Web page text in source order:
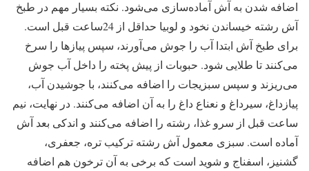
اضافه شدن به آش آماده‌‌‌‌‌‌‌سازی می‌‌‌‌‌‌‌شود. نکته بسیار مهم در طبخ
آش رشته خیساندن نخود و لوبیا حداقل از 24ساعت قبل است.
برای طبخ آش ابتدا آب را جوش می‌‌‌‌‌‌‌آورند، سپس پیازها را سرخ
می‌‌‌‌‌‌‌کنند تا طلایی شود. حبوبات از پیش پخته را داخل آب جوش
می‌‌‌‌‌‌‌ریزند و سپس سبزیجات را اضافه می‌‌‌‌‌‌‌کنند، با جوشیدن آب،
پیازداغ، سیرداغ و نعناع داغ را به آن اضافه می‌‌‌‌‌‌‌کنند. در نهایت، نیم
ساعت قبل از سرو غذا، رشته را اضافه می‌‌‌‌‌‌‌کنند و اندکی بعد آش
آماده است. سبزی معمول آش رشته ترکیب تره، جعفری،
گشنیز، اسفناج و شوید است که برخی به آن ترخون هم اضافه